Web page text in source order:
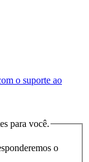
o suporte ao
para você.
o